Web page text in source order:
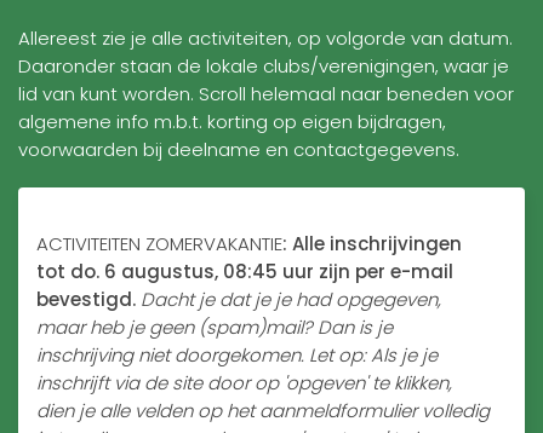
Allereest zie je alle activiteiten, op volgorde van datum.
Daaronder staan de lokale clubs/verenigingen, waar je
lid van kunt worden. Scroll helemaal naar beneden voor
algemene info m.b.t. korting op eigen bijdragen,
voorwaarden bij deelname en contactgegevens.
ACTIVITEITEN ZOMERVAKANTIE: Alle inschrijvingen
tot do. 6 augustus, 08:45 uur zijn per e-mail
bevestigd. Dacht je dat je je had opgegeven,
maar heb je geen (spam)mail? Dan is je
inschrijving niet doorgekomen. Let op: Als je je
inschrijft via de site door op 'opgeven' te klikken,
dien je alle velden op het aanmeldformulier volledig